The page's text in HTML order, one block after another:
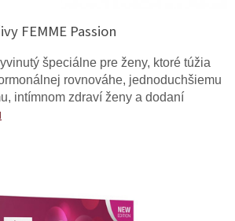
FEMME Passion
špeciálne pre ženy, ktoré túžia
rovnováhe, jednoduchšiemu
intímnom zdraví ženy a dodaní